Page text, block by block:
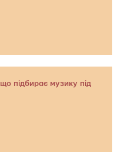
підбирає музику під